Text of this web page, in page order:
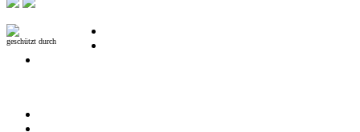
geschützt durch